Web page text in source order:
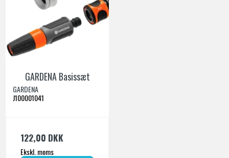
GARDENA Basissæt
GARDENA
J100001041
122,00 DKK
Ekskl. moms